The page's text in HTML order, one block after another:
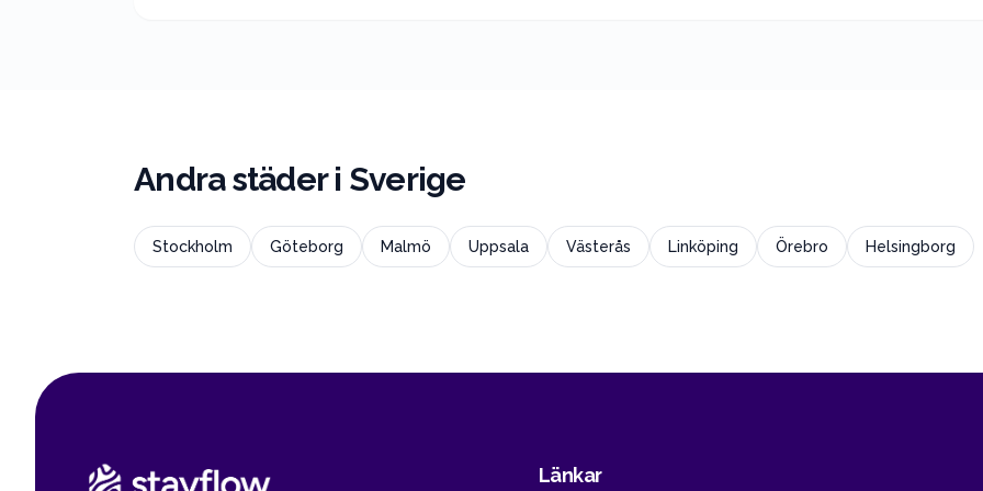
Andra städer i Sverige
Stockholm Göteborg Malmö Uppsala Västerås Linköping Örebro Helsingborg
Länkar